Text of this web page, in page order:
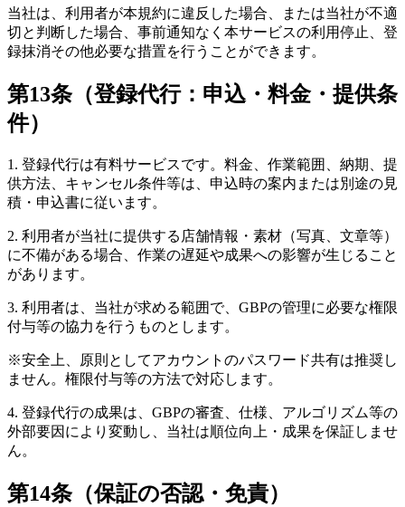
当社は、利用者が本規約に違反した場合、または当社が不適
切と判断した場合、事前通知なく本サービスの利用停止、登
録抹消その他必要な措置を行うことができます。
第13条（登録代行：申込・料金・提供条
件）
1. 登録代行は有料サービスです。料金、作業範囲、納期、提
供方法、キャンセル条件等は、申込時の案内または別途の見
積・申込書に従います。
2. 利用者が当社に提供する店舗情報・素材（写真、文章等）
に不備がある場合、作業の遅延や成果への影響が生じること
があります。
3. 利用者は、当社が求める範囲で、GBPの管理に必要な権限
付与等の協力を行うものとします。
※安全上、原則としてアカウントのパスワード共有は推奨し
ません。権限付与等の方法で対応します。
4. 登録代行の成果は、GBPの審査、仕様、アルゴリズム等の
外部要因により変動し、当社は順位向上・成果を保証しませ
ん。
第14条（保証の否認・免責）